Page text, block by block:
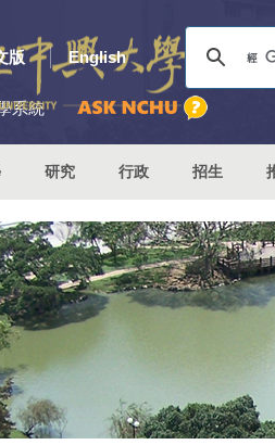
版 English
系統
研究 行政 招生